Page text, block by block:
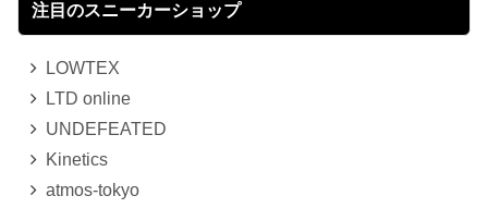
注目のスニーカーショップ
LOWTEX
LTD online
UNDEFEATED
Kinetics
atmos-tokyo